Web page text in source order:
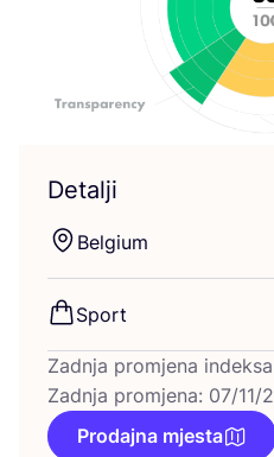
Detalji
Bel­gi­um
Sport
Zadnja promjena
Zadnja promjena: 07/11/
Prodajna mjesta